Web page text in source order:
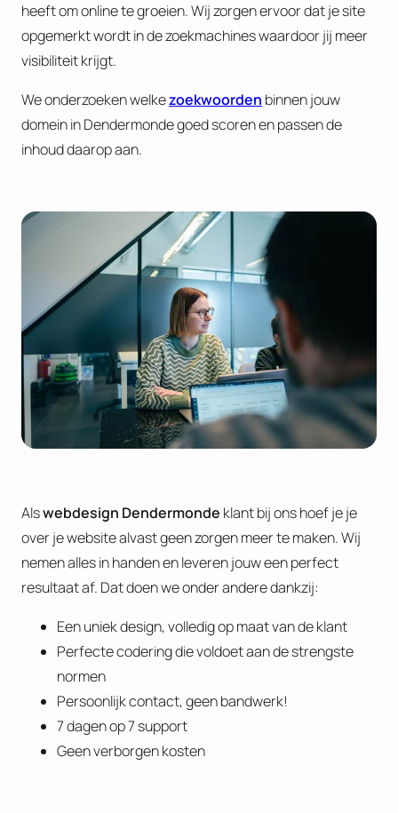
heeft om online te groeien. Wij zorgen ervoor dat je site
opgemerkt wordt in de zoekmachines waardoor jij meer
visibiliteit krijgt.
We onderzoeken welkezoekwoorden binnen jouw
domein in Dendermonde goed scoren en passen de
inhoud daarop aan.
Alswebdesign Dendermonde klant bij ons hoef je je
over je website alvast geen zorgen meer te maken. Wij
nemen alles in handen en leveren jouw een perfect
resultaat af. Dat doen we onder andere dankzij:
Een uniek design, volledig op maat van de klant
Perfecte codering die voldoet aan de strengste
normen
Persoonlijk contact, geen bandwerk!
7 dagen op 7 support
Geen verborgen kosten